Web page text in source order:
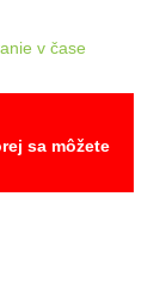
v čase
sa môžete